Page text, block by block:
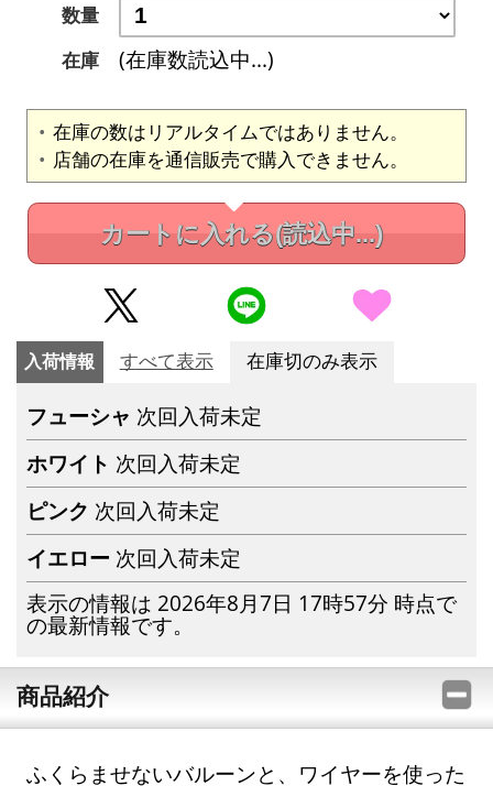
数量
在庫
(在庫数読込中...)
在庫の数はリアルタイムではありません。
店舗の在庫を通信販売で購入できません。
カートに入れる(読込中...)
入荷情報 すべて表示 在庫切のみ表示
フューシャ 次回入荷未定
ホワイト 次回入荷未定
ピンク 次回入荷未定
イエロー 次回入荷未定
表示の情報は 2026年8月7日 17時57分 時点で
の最新情報です。
商品紹介
ふくらませないバルーンと、ワイヤーを使った